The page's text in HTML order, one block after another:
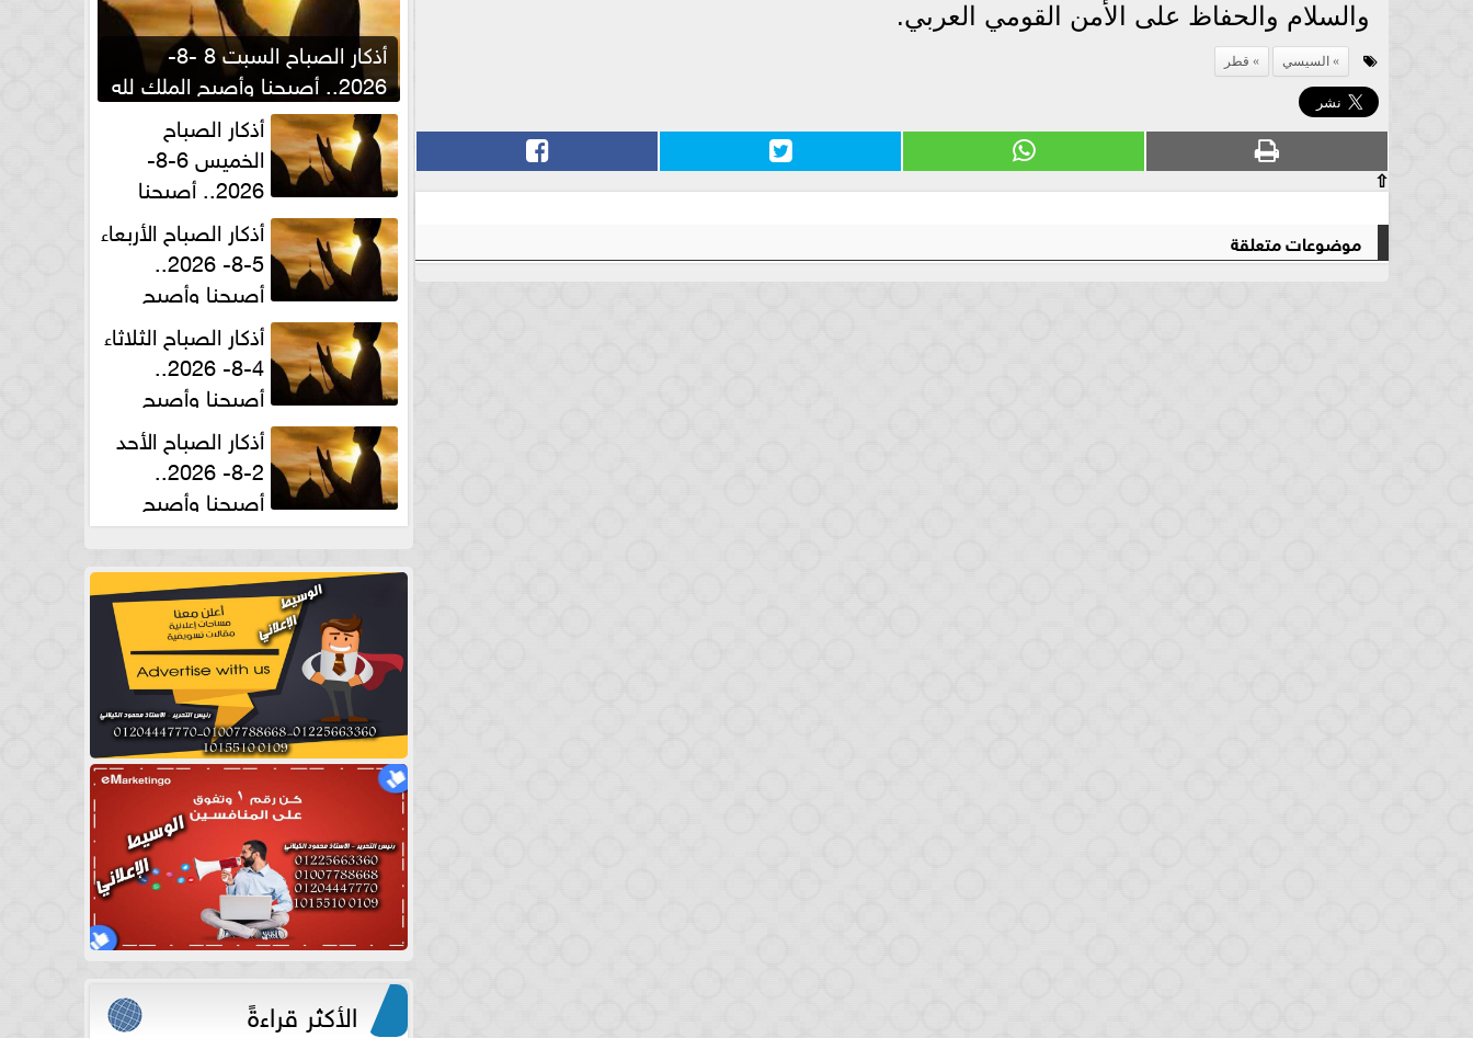
والسلام والحفاظ على الأمن القومي العربي.
السيسي قطر
⇧
موضوعات متعلقة
أذكار الصباح السبت 8 -8-
2026.. أصبحنا وأصبح الملك لله
والحمد لله
أذكار الصباح
الخميس 6-8-
2026.. أصبحنا
وأصبح الملك لله والحمد لله
أذكار الصباح الأربعاء
5-8- 2026..
أصبحنا وأصبح
الملك لله والحمد للهأذكار الصباح الثلاثاء
4-8- 2026..
أصبحنا وأصبح
الملك لله والحمد للهأذكار الصباح الأحد
2-8- 2026..
أصبحنا وأصبح
الملك لله والحمد لله
الأكثر قراءةً